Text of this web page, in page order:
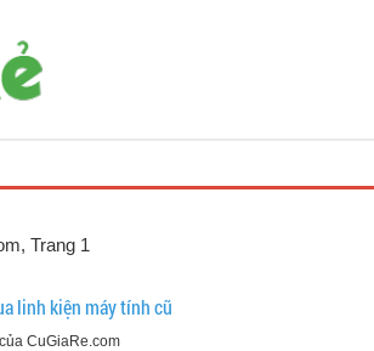
, Trang 1
linh kiện máy tính cũ
CuGiaRe.com